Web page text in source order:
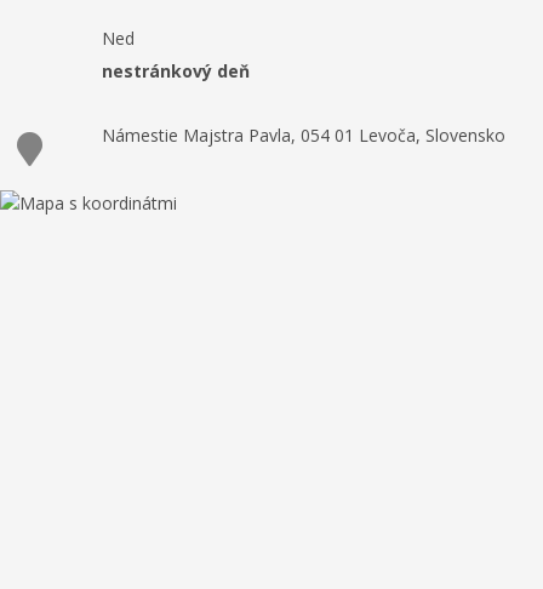
Ned
nestránkový deň
Námestie Majstra Pavla, 054 01 Levoča, Slovensko